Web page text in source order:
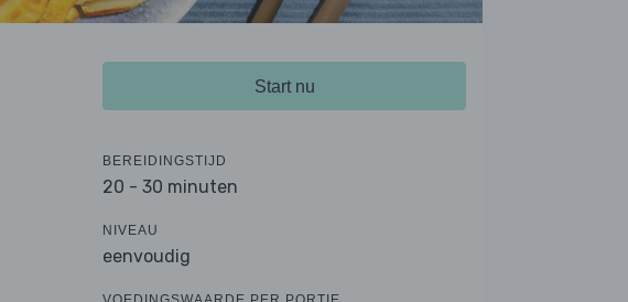
Start nu
BEREIDINGSTIJD
20 - 30 minuten
NIVEAU
eenvoudig